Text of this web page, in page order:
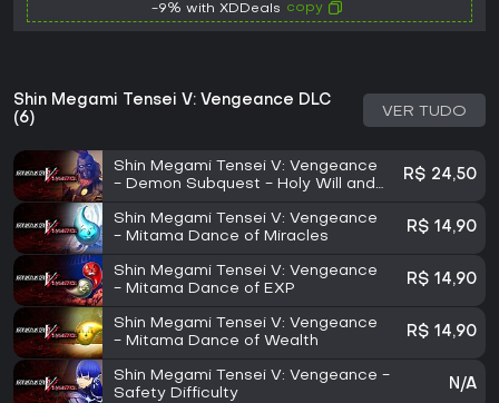
-9% with XDDeals copy
Shin Megami Tensei V: Vengeance DLC
(6)
VER TUDO
Shin Megami Tensei V: Vengeance
- Demon Subquest - Holy Will and
R$ 24,50
Shin Megami Tensei V: Vengeance
- Mitama Dance of Miracles
R$ 14,90
Shin Megami Tensei V: Vengeance
- Mitama Dance of EXP
R$ 14,90
Shin Megami Tensei V: Vengeance
- Mitama Dance of Wealth
R$ 14,90
Shin Megami Tensei V: Vengeance -
Safety Difficulty
N/A